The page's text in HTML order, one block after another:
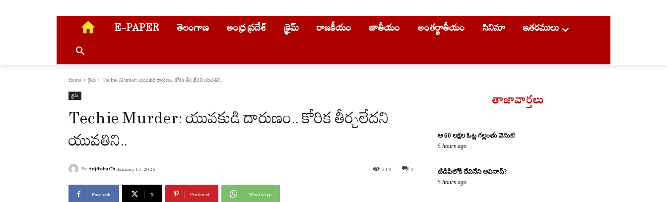
E-PAPER తెలంగాణ ఆంధ్ర ప్రదేశ్ క్రైమ్ రాజకీయం జాతీయం అంతర్జాతీయం సినిమా ఇతరములు
Home క్రైమ్ Techie Murder: యువకుడి దారుణం.. కోరిక తీర్చలేదని యువతిని..
క్రైమ్
Techie Murder: యువకుడి దారుణం.. కోరిక తీర్చలేదని
యువతిని..
By Anjibabu Ch January 13, 2026 0
318
Facebook X Pinterest WhatsApp
తాజావార్తలు
ఆ 60 లక్షల ఓట్ల గల్లంతు వెనుక!
5 hours ago
టిడిపిలోకి దేవినేని అవినాష్?
5 hours ago